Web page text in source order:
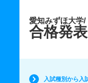
愛知みずほ大学/
合格発表
入試種別から入